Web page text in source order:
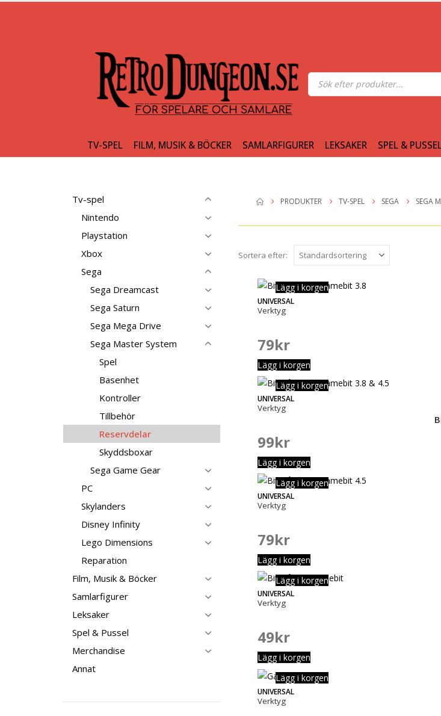
Produktsökning
TV-SPEL FILM, MUSIK & BÖCKER SAMLARFIGURER LEKSAKER SPEL &
PRODUKTER TV-SPEL SEGA SEGA
Sortera efter:
UNIVERSAL
Verktyg
Lägg i korgen
79kr
Lägg i korgen
UNIVERSAL
Verktyg
Lägg i korgen
99kr
Lägg i korgen
UNIVERSAL
Verktyg
Lägg i korgen
79kr
Lägg i korgen
UNIVERSAL
Verktyg
Lägg i korgen
49kr
Lägg i korgen
UNIVERSAL
Verktyg
Lägg i korgen
Tv-spel
Nintendo
Playstation
Xbox
Sega
Sega Dreamcast
Sega Saturn
Sega Mega Drive
Sega Master System
Spel
Basenhet
Kontroller
Tillbehör
Reservdelar
Skyddsboxar
Sega Game Gear
PC
Skylanders
Disney Infinity
Lego Dimensions
Reparation
Film, Musik & Böcker
Samlarfigurer
Leksaker
Spel & Pussel
Merchandise
Annat